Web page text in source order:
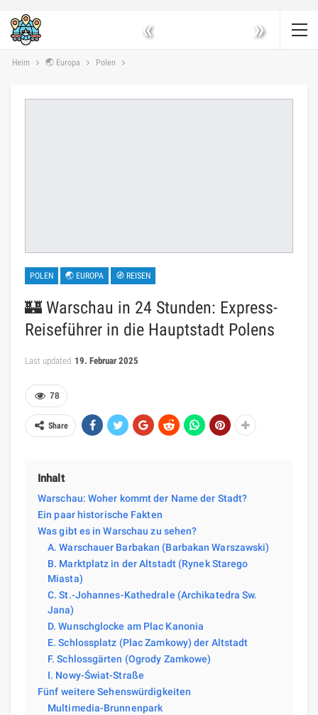
« »
Heim 🌏 Europa Polen
POLEN 🌏 EUROPA 🧭 REISEN
🏰 Warschau in 24 Stunden: Express-
Reiseführer in die Hauptstadt Polens
Last updated 19. Februar 2025
78
Share
Inhalt
Warschau: Woher kommt der Name der Stadt?
Ein paar historische Fakten
Was gibt es in Warschau zu sehen?
A. Warschauer Barbakan (Barbakan Warszawski)
B. Marktplatz in der Altstadt (Rynek Starego
Miasta)
C. St.-Johannes-Kathedrale (Archikatedra Sw.
Jana)
D. Wunschglocke am Plac Kanonia
E. Schlossplatz (Plac Zamkowy) der Altstadt
F. Schlossgärten (Ogrody Zamkowe)
I. Nowy-Świat-Straße
Fünf weitere Sehenswürdigkeiten
Multimedia-Brunnenpark